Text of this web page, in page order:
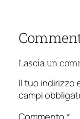
Lascia un
Il tuo indirizzo
campi